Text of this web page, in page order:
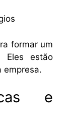
formar um
Eles estão
empresa.
e